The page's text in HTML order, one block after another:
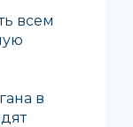
всем
в